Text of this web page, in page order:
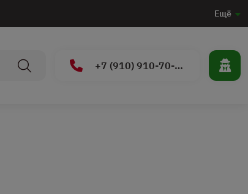
Ещё
+7 (910) 910-70-15